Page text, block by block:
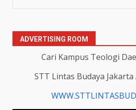
ADVERTISING ROOM
Cari Kampus Teologi
STT Lintas Budaya Jakarta